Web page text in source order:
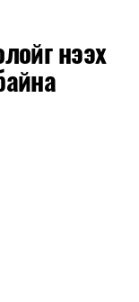
хэрэг үүсгэн
түймрийн
байгаа бөгөөд
аж.
томоохон ой,
нээх